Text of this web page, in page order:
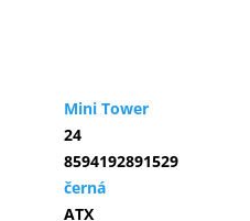
Mini Tower
24
8594192891529
černá
ATX